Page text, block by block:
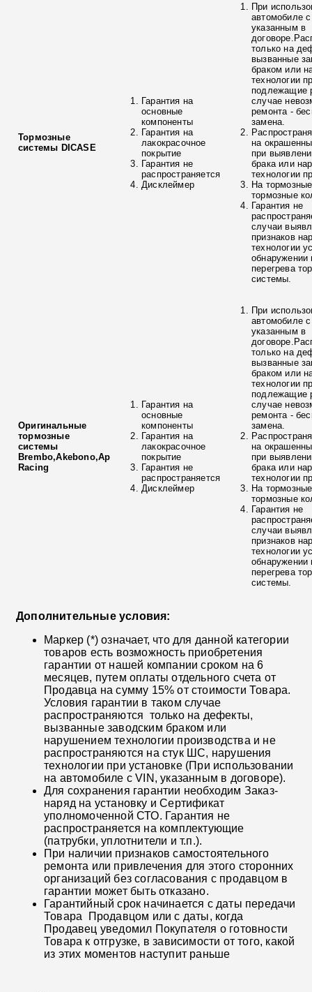
Тормозные
системы DICASE
Гарантия на
основные
компоненты
Гарантия на
лакокрасочное
покрытие
Гарантия не
распространяется
Дисклеймер
При
автомобиле
указанным в
только на
вызванные
браком или
технологии
подлежащие
случае
ремонта -
замена.
на
при
брака или
технологии
На
тормозные
Гарантия не
случаи
признаков
технологии
обнаружении
перегрева
системы.
Оригинальные
тормозные
системы
Brembo,Akebono,Ap
Racing
Гарантия на
основные
компоненты
Гарантия на
лакокрасочное
покрытие
Гарантия не
распространяется
Дисклеймер
При
автомобиле
указанным в
только на
вызванные
браком или
технологии
подлежащие
случае
ремонта -
замена.
на
при
брака или
технологии
На
тормозные
Гарантия не
случаи
признаков
технологии
обнаружении
перегрева
системы.
Дополнительные условия:
Маркер (*) означает, что для данной категории
товаров есть возможность приобретения
гарантии от нашей компании сроком на 6
месяцев, путем оплаты отдельного счета от
Продавца на сумму 15% от стоимости Товара.
Условия гарантии в таком случае
распространяются только на дефекты,
вызванные заводским браком или
нарушением технологии производства и не
распространяются на стук ШС, нарушения
технологии при установке (При использовании
на автомобиле с VIN, указанным в договоре).
Для сохранения гарантии необходим Заказ-
наряд на установку и Сертификат
уполномоченной СТО. Гарантия не
распространяется на комплектующие
(патрубки, уплотнители и т.п.).
При наличии признаков самостоятельного
ремонта или привлечения для этого сторонних
организаций без согласования с продавцом в
гарантии может быть отказано.
Гарантийный срок начинается с даты передачи
Товара Продавцом или с даты, когда
Продавец уведомил Покупателя о готовности
Товара к отгрузке, в зависимости от того, какой
из этих моментов наступит раньше